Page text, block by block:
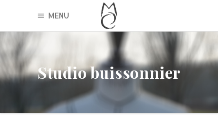
MENU
Studio buissonnier